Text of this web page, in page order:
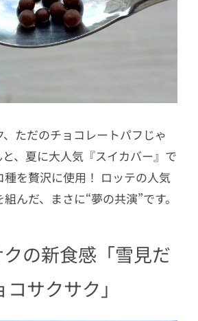
ただのチョコレートパフじゃ
、夏に大人気『スイカバー』で
を贅沢に使用！ ロッテの人気
んだ、まさに“夢の共演”です。
の新食感「雪見だ
サクサク」